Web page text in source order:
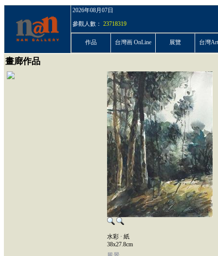
2026年08月07日
參觀人數： 23718319
作品 台灣画 OnLine 展覽 台灣
畫廊作品
水彩 · 紙
38x27.8cm